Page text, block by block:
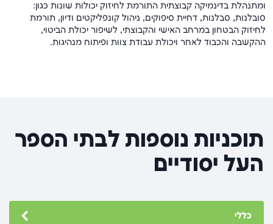
ומתנהלת בדינמיקה קבוצתית התורמת לחיזוק יכולות שונות כגון:
סובלנות, סבלנות, דחיית סיפוקים, ניהול קונפליקטים ודיון, תורמת
לחיזוק הבטחון במרחב האישי והקבוצתי, לשיפור יכולת הביטוי,
ההקשבה והכבוד לאחר ויכולת עבודת צוות ופיתוח מנהיגות.
תוכניות נוספות לבתי הספר
העל יסודיים
כללי